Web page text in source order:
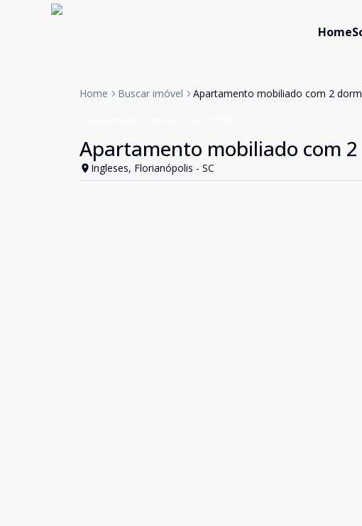
Home
Home Buscar imóvel Apartamento mobiliado com 2
Apartamento mobiliado com
Ingleses, Florianópolis - SC